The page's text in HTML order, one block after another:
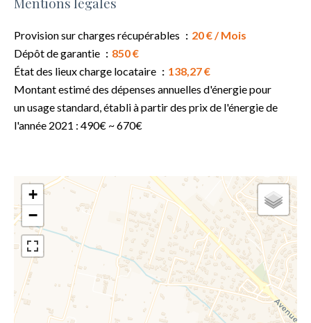
Provision sur charges récupérables
20 € / Mois
Dépôt de garantie
850 €
État des lieux charge locataire
138,27 €
Montant estimé des dépenses annuelles d'énergie pour
un usage standard, établi à partir des prix de l'énergie de
l'année 2021 : 490€ ~ 670€
+
−